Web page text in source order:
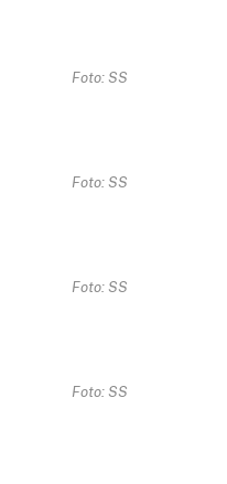
Foto: SS
Foto: SS
Foto: SS
Foto: SS